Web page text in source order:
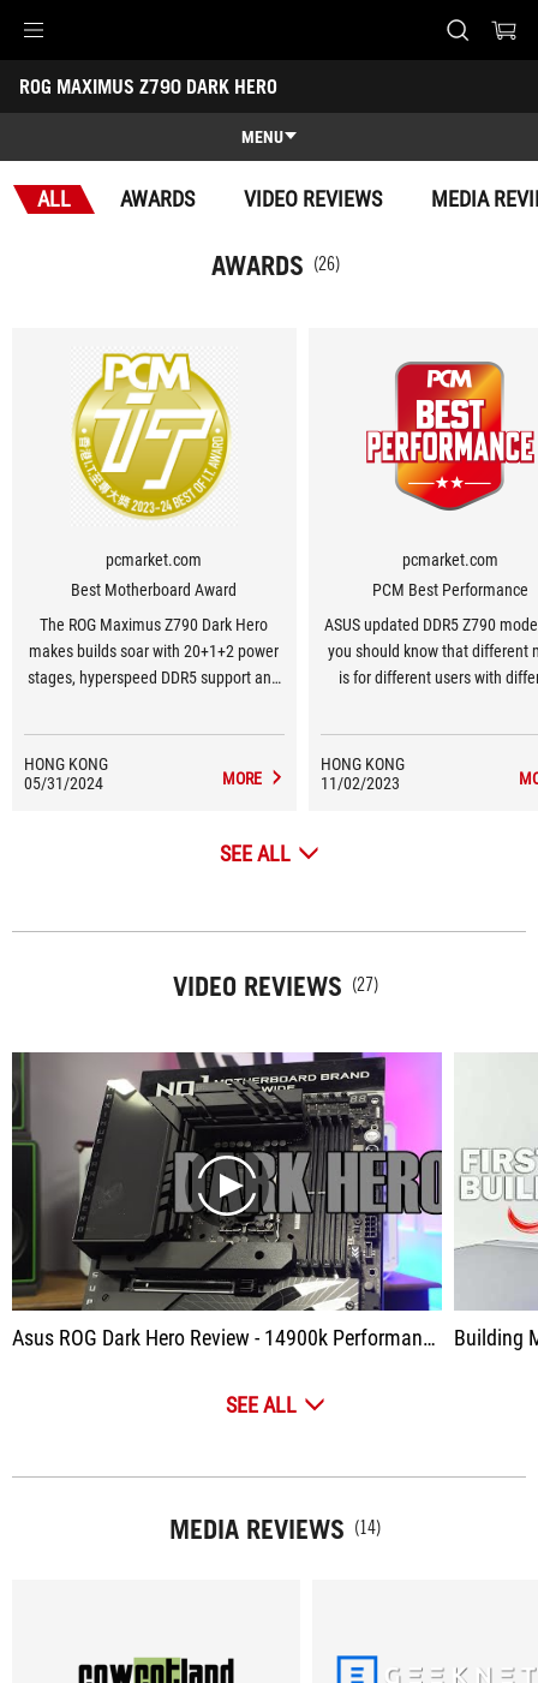
Accessibility links
Skip to content
Accessibility Help
Skip to Menu
ASUS Footer
ROG MAXIMUS Z790 DARK HERO
-
MENU
Features
Support
ALL AWARDS VIDEO REVIEWS MEDIA
AWARDS (26)
pcmarket.com
Best Motherboard Award
The ROG Maximus Z790 Dark Hero
makes builds soar with 20+1+2 power
stages, hyperspeed DDR5 support and
HONG KONG
05/31/2024
MORE
pcmarket.com
PCM Best Performance
ASUS updated DDR5 Z790
you should know that different
is for different users with
HONG KONG
11/02/2023
SEE ALL
VIDEO REVIEWS (27)
play
Asus ROG Dark Hero Review - 14900k Performance - Undervolting Benchmarks & Gaming Building My
SEE ALL
MEDIA REVIEWS (14)